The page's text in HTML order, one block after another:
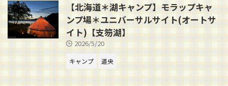
【北海道＊湖キャンプ】モラップキャ
ンプ場＊ユニバーサルサイト(オートサ
イト)【支笏湖】
2026/5/20
キャンプ 道央